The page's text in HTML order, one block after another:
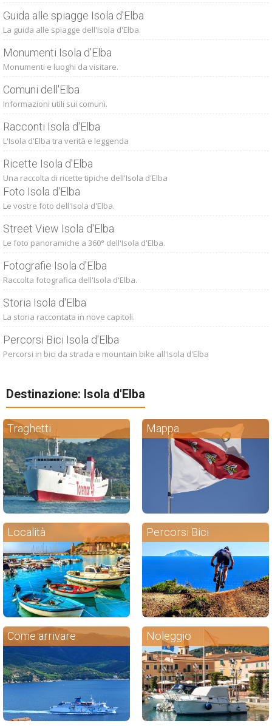
Guida alle spiagge Isola d'Elba
La guida alle spiagge dell'Isola d'Elba.
Monumenti Isola d'Elba
Monumenti e luoghi da visitare.
Comuni dell'Elba
Informazioni utili sui comuni.
Racconti Isola d'Elba
L'Isola d'Elba tra verità e leggenda
Ricette Isola d'Elba
Una raccolta di ricette tipiche dell'Isola d'Elba
Foto Isola d'Elba
Le vostre foto dell'Isola d'Elba.
Street View Isola d'Elba
Le foto panoramiche a 360° dell'Isola d'Elba.
Fotografie Isola d'Elba
Raccolta fotografica dell'Isola d'Elba.
Storia Isola d'Elba
La storia raccontata in nove capitoli.
Percorsi Bici Isola d'Elba
Percorsi in bici da strada e mountain bike all'Isola d'Elba
Destinazione: Isola d'Elba
Traghetti Mappa
Località Percorsi Bici
Come arrivare Noleggio